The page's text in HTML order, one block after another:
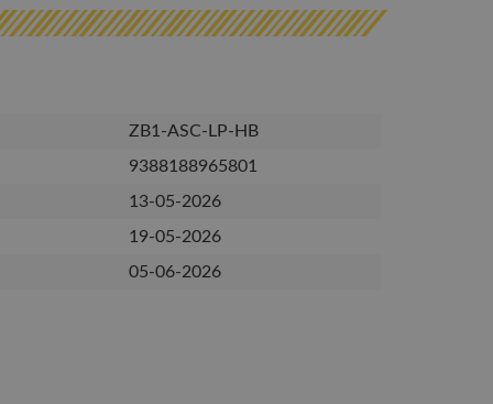
ZB1-ASC-LP-HB
9388188965801
13-05-2026
19-05-2026
05-06-2026